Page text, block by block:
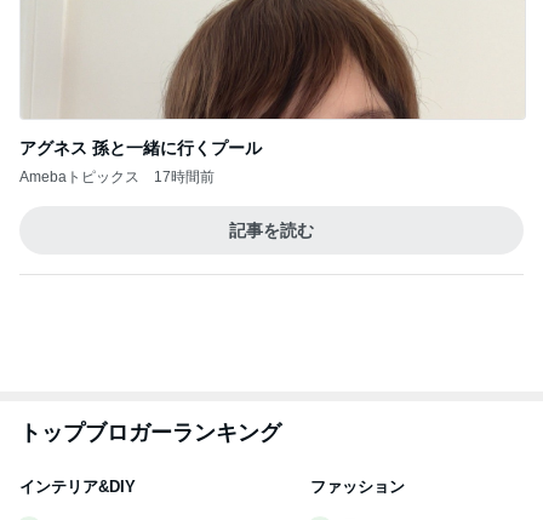
アグネス 孫と一緒に行くプール
Amebaトピックス 17時間前
記事を読む
トップブロガーランキング
インテリア&DIY ファッション